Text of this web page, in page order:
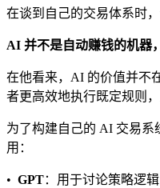
在谈到自己的交易体系时
AI 并不是自动赚钱的机器
在他看来，AI 的价值并不
者更高效地执行既定规则，
为了构建自己的 AI 交易系
用：
• GPT：用于讨论策略逻辑